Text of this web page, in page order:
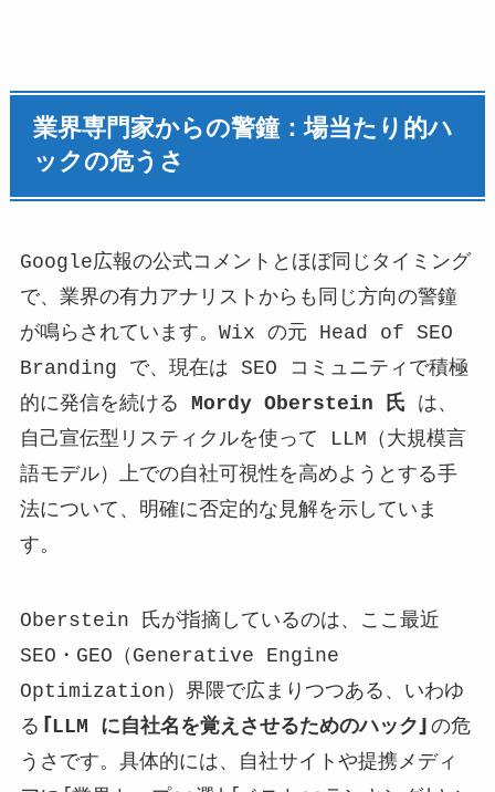
業界専門家からの警鐘：場当たり的ハ
ックの危うさ
Google広報の公式コメントとほぼ同じタイミング
で、業界の有力アナリストからも同じ方向の警鐘
が鳴らされています。Wix の元 Head of SEO
Branding で、現在は SEO コミュニティで積極
的に発信を続ける Mordy Oberstein 氏 は、
自己宣伝型リスティクルを使って LLM（大規模言
語モデル）上での自社可視性を高めようとする手
法について、明確に否定的な見解を示していま
す。
Oberstein 氏が指摘しているのは、ここ最近
SEO・GEO（Generative Engine
Optimization）界隈で広まりつつある、いわゆ
る 「LLM に自社名を覚えさせるためのハック」 の危
うさです。具体的には、自社サイトや提携メディ